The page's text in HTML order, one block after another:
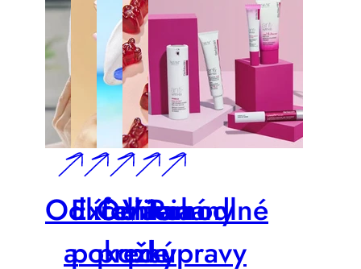
Odlíčenie
a
Exfoliácia
pokožky
Ochrana
pred
Vitamíny
pre
Pohodlné
súpravy